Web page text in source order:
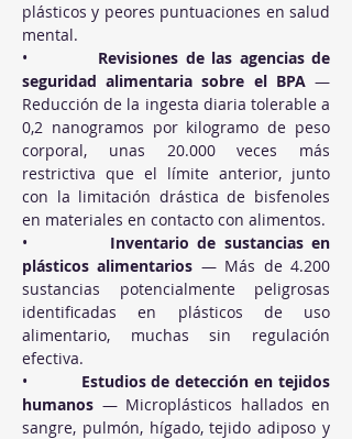
plásticos y peores puntuaciones en salud
mental.
• Revisiones de las agencias de
seguridad alimentaria sobre el BPA —
Reducción de la ingesta diaria tolerable a
0,2 nanogramos por kilogramo de peso
corporal, unas 20.000 veces más
restrictiva que el límite anterior, junto
con la limitación drástica de bisfenoles
en materiales en contacto con alimentos.
• Inventario de sustancias en
plásticos alimentarios — Más de 4.200
sustancias potencialmente peligrosas
identificadas en plásticos de uso
alimentario, muchas sin regulación
efectiva.
• Estudios de detección en tejidos
humanos — Microplásticos hallados en
sangre, pulmón, hígado, tejido adiposo y